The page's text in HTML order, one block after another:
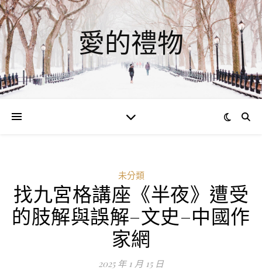
愛的禮物
未分類
找九宮格講座《半夜》遭受
的肢解與誤解–文史–中國作
家網
2025 年 1 月 15 日